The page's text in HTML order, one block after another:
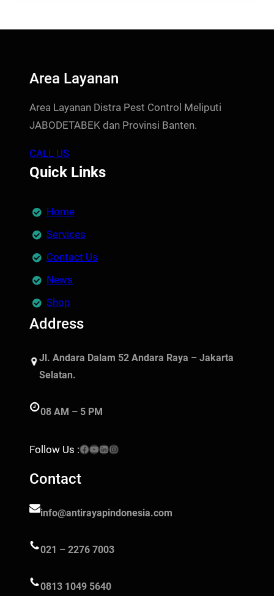
Area Layanan
Area Layanan Distra Pest Control Meliputi
JABODETABEK dan Provinsi Banten.
CALL US
Quick Links
Home
Services
Contact Us
News
Shop
Address
Jl. Andara Dalam 52 Andara Raya – Jakarta
Selatan.
08 AM – 5 PM
Follow Us :Facebook YouTube LinkedIn Instagram
Contact
info@antirayapindonesia.com
021 – 2276 7003
0813 1049 5640